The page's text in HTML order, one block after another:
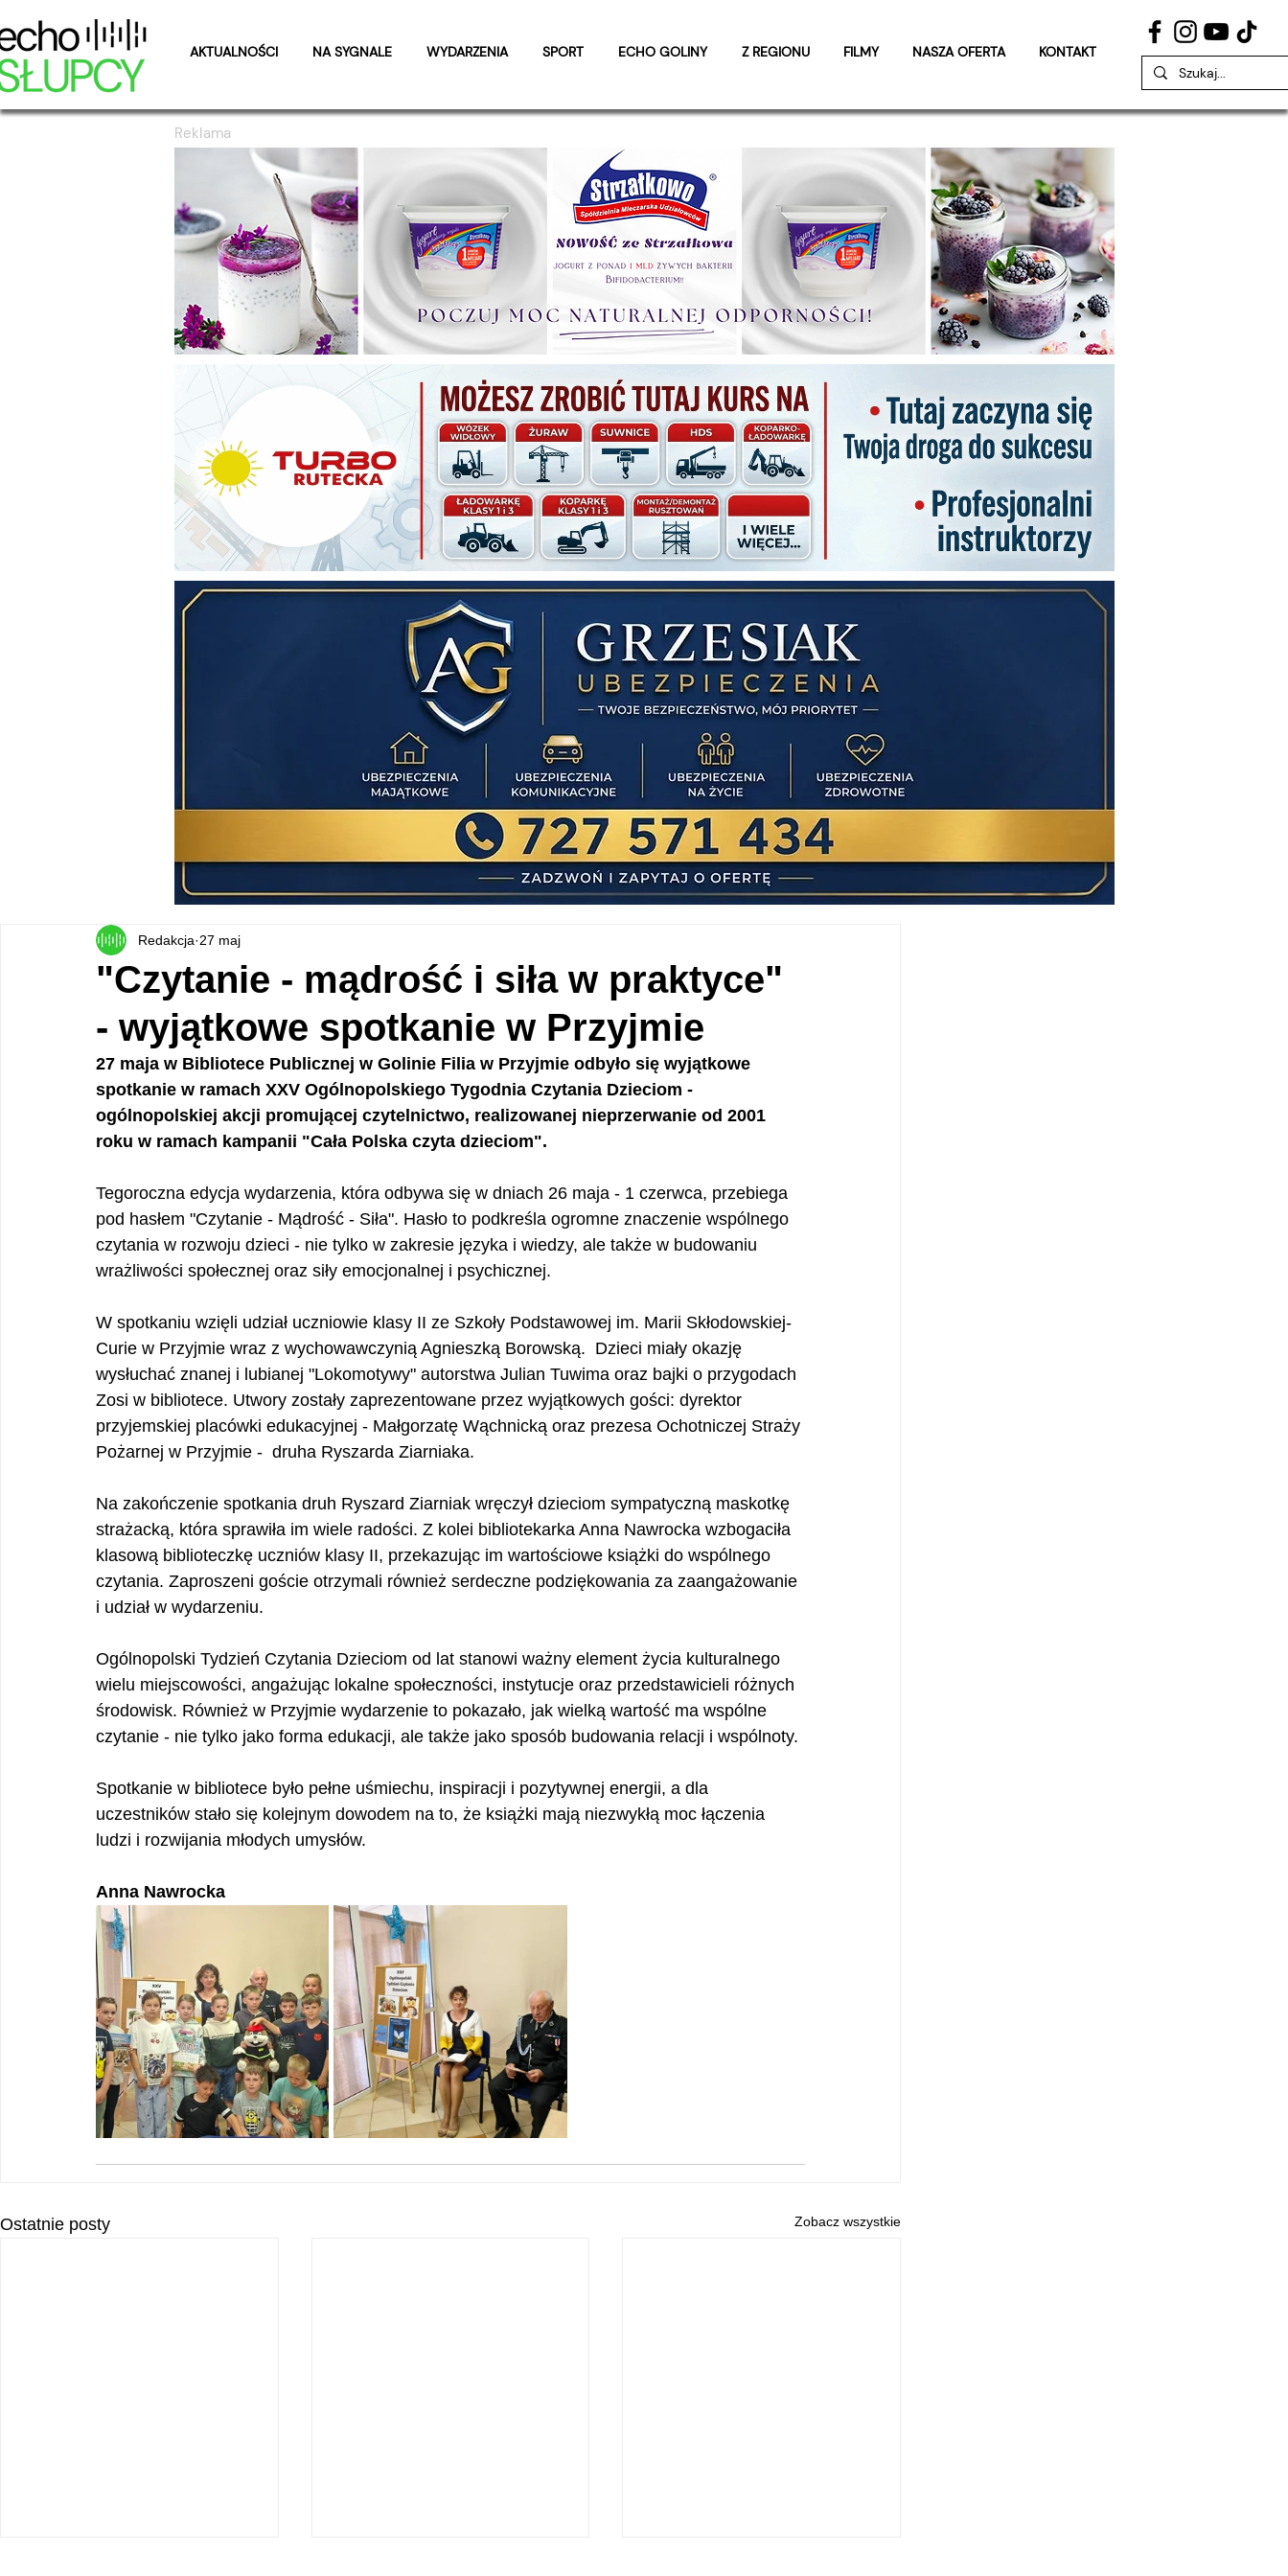
AKTUALNOŚCI NA SYGNALE WYDARZENIA SPORT ECHO GOLINY Z REGIONU FILMY NASZA OFERTA KONTAKT
Reklama
"Czytanie - mądrość i siła w praktyce"
- wyjątkowe spotkanie w Przyjmie
Redakcja 27 maj
27 maja w Bibliotece Publicznej w Golinie Filia w Przyjmie odbyło się wyjątkowe
spotkanie w ramach XXV Ogólnopolskiego Tygodnia Czytania Dzieciom -
ogólnopolskiej akcji promującej czytelnictwo, realizowanej nieprzerwanie od 2001
roku w ramach kampanii "Cała Polska czyta dzieciom".
Tegoroczna edycja wydarzenia, która odbywa się w dniach 26 maja - 1 czerwca, przebiega
pod hasłem "Czytanie - Mądrość - Siła". Hasło to podkreśla ogromne znaczenie wspólnego
czytania w rozwoju dzieci - nie tylko w zakresie języka i wiedzy, ale także w budowaniu
wrażliwości społecznej oraz siły emocjonalnej i psychicznej.
W spotkaniu wzięli udział uczniowie klasy II ze Szkoły Podstawowej im. Marii Skłodowskiej-
Curie w Przyjmie wraz z wychowawczynią Agnieszką Borowską.  Dzieci miały okazję
wysłuchać znanej i lubianej "Lokomotywy" autorstwa Julian Tuwima oraz bajki o przygodach
Zosi w bibliotece. Utwory zostały zaprezentowane przez wyjątkowych gości: dyrektor
przyjemskiej placówki edukacyjnej - Małgorzatę Wąchnicką oraz prezesa Ochotniczej Straży
Pożarnej w Przyjmie -  druha Ryszarda Ziarniaka.
Na zakończenie spotkania druh Ryszard Ziarniak wręczył dzieciom sympatyczną maskotkę
strażacką, która sprawiła im wiele radości. Z kolei bibliotekarka Anna Nawrocka wzbogaciła
klasową biblioteczkę uczniów klasy II, przekazując im wartościowe książki do wspólnego
czytania. Zaproszeni goście otrzymali również serdeczne podziękowania za zaangażowanie
i udział w wydarzeniu.
Ogólnopolski Tydzień Czytania Dzieciom od lat stanowi ważny element życia kulturalnego
wielu miejscowości, angażując lokalne społeczności, instytucje oraz przedstawicieli różnych
środowisk. Również w Przyjmie wydarzenie to pokazało, jak wielką wartość ma wspólne
czytanie - nie tylko jako forma edukacji, ale także jako sposób budowania relacji i wspólnoty.
Spotkanie w bibliotece było pełne uśmiechu, inspiracji i pozytywnej energii, a dla
uczestników stało się kolejnym dowodem na to, że książki mają niezwykłą moc łączenia
ludzi i rozwijania młodych umysłów.
Anna Nawrocka
Ostatnie posty Zobacz wszystkie